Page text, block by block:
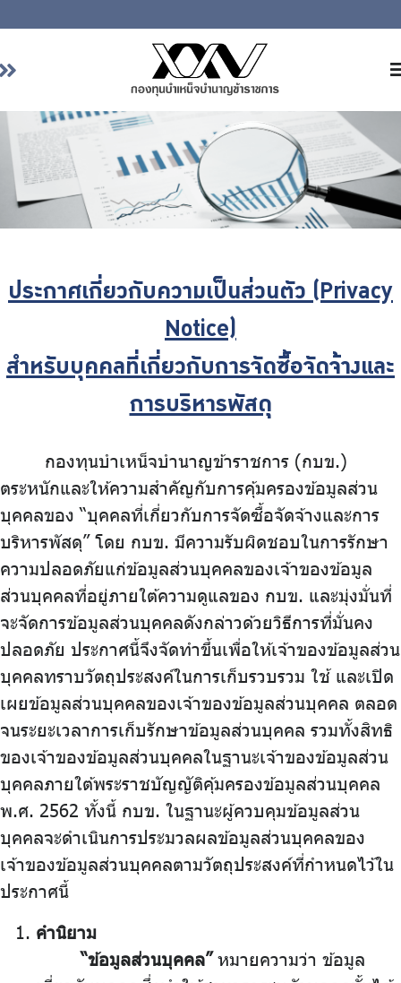
หน้าหลัก
เกี่ยวกับ กบข.
บริการสมาชิก
การบริหารความเสี่ยง
รายงานผลการดำเนินงาน
ข่าวสารและกิจกรรม
บริการเจ้าหน้าที่ส่วนราชการ
ติดต่อเรา
ไทย | Eng
ประกาศเกี่ยวกับความเป็นส่วนตัว (Privacy
Notice)
สำหรับบุคคลที่เกี่ยวกับการจัดซื้อจัดจ้างและ
การบริหารพัสดุ
กองทุนบำเหน็จบำนาญข้าราชการ (กบข.)
ตระหนักและให้ความสำคัญกับการคุ้มครองข้อมูลส่วน
บุคคลของ “บุคคลที่เกี่ยวกับการจัดซื้อจัดจ้างและการ
บริหารพัสดุ” โดย กบข. มีความรับผิดชอบในการรักษา
ความปลอดภัยแก่ข้อมูลส่วนบุคคลของเจ้าของข้อมูล
ส่วนบุคคลที่อยู่ภายใต้ความดูแลของ กบข. และมุ่งมั่นที่
จะจัดการข้อมูลส่วนบุคคลดังกล่าวด้วยวิธีการที่มั่นคง
ปลอดภัย ประกาศนี้จึงจัดทำขึ้นเพื่อให้เจ้าของข้อมูลส่วน
บุคคลทราบวัตถุประสงค์ในการเก็บรวบรวม ใช้ และเปิด
เผยข้อมูลส่วนบุคคลของเจ้าของข้อมูลส่วนบุคคล ตลอด
จนระยะเวลาการเก็บรักษาข้อมูลส่วนบุคคล รวมทั้งสิทธิ
ของเจ้าของข้อมูลส่วนบุคคลในฐานะเจ้าของข้อมูลส่วน
บุคคลภายใต้พระราชบัญญัติคุ้มครองข้อมูลส่วนบุคคล
พ.ศ. 2562 ทั้งนี้ กบข. ในฐานะผู้ควบคุมข้อมูลส่วน
บุคคลจะดำเนินการประมวลผลข้อมูลส่วนบุคคลของ
เจ้าของข้อมูลส่วนบุคคลตามวัตถุประสงค์ที่กำหนดไว้ใน
ประกาศนี้
คำนิยาม
“ข้อมูลส่วนบุคคล”หมายความว่า ข้อมูล